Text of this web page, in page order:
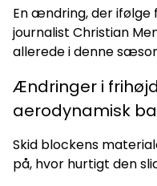
En ændring, der
journalist Christian
allerede i denne
Ændringer i
aerodynamisk
Skid blockens
på, hvor hurtigt den